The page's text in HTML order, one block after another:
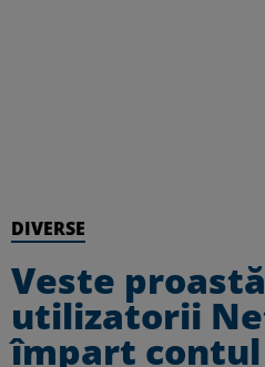
DIVERSE
Veste
utilizatorii
împart